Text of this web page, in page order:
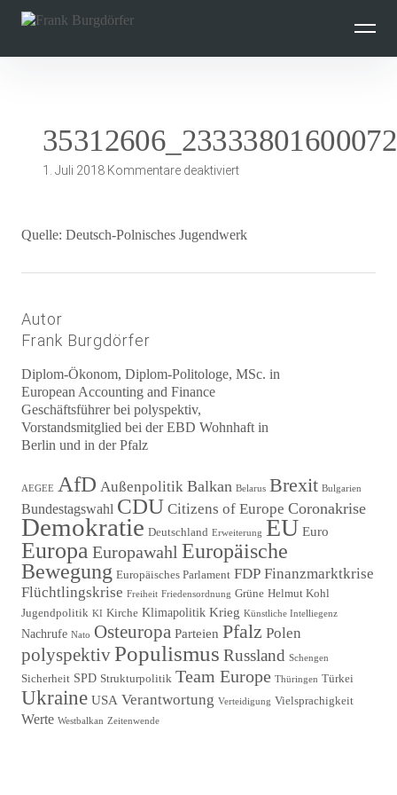
überspringen
1. Juli 2018 Kommentare deaktiviertfür
Quelle: Deutsch-Polnisches Jugendwerk
Autor
Frank Burgdörfer
Diplom-Ökonom, Diplom-Politologe, MSc. in
European Accounting and Finance
Geschäftsführer bei polyspektiv,
Vorstandsmitglied bei der EBD Wohnhaft in
Berlin und in der Pfalz
AEGEE AfD Außenpolitik Balkan Belarus Brexit Bulgarien
Bundestagswahl CDU Citizens of Europe Coronakrise
Demokratie Deutschland Erweiterung EU Euro
Europa Europawahl Europäische
Bewegung Europäisches Parlament FDP Finanzmarktkrise
Flüchtlingskrise Freiheit Friedensordnung Grüne Helmut Kohl
Jugendpolitik KI Kirche Klimapolitik Krieg Künstliche Intelliegenz
Nachrufe Nato Osteuropa Parteien Pfalz Polen
polyspektivPopulismus Russland Schengen
Sicherheit SPD Strukturpolitik Team Europe Thüringen Türkei
Ukraine USA Verantwortung Verteidigung Vielsprachigkeit
Werte Westbalkan Zeitenwende